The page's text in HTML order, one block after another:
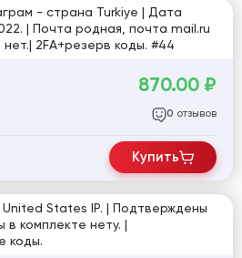
- страна Turkiye | Дата
| Почта родная, почта mail.ru
2FA+резерв коды. #44
870.00 ₽
0 отзывов
Купить
States IP. | Подтверждены
в комплекте нету. |
коды.